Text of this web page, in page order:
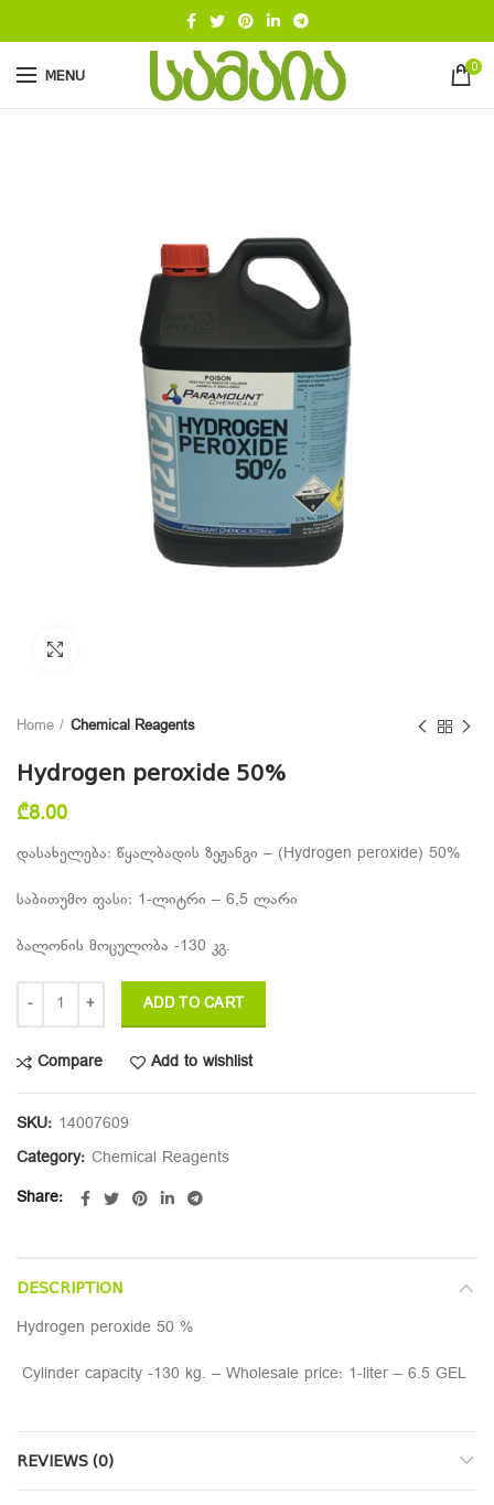
MENU 0
Home Chemical Reagents
Hydrogen peroxide 50%
₾8.00
დასახელება: წყალბადის ზეჟანგი – (Hydrogen peroxide) 50%
საბითუმო ფასი: 1-ლიტრი – 6,5 ლარი
ბალონის მოცულობა -130 კგ.
ADD TO CART
Compare Add to wishlist
SKU: 14007609
Category: Chemical Reagents
Share
DESCRIPTION
Hydrogen peroxide 50 %
Cylinder capacity -130 kg. – Wholesale price: 1-liter – 6.5 GEL
REVIEWS (0)